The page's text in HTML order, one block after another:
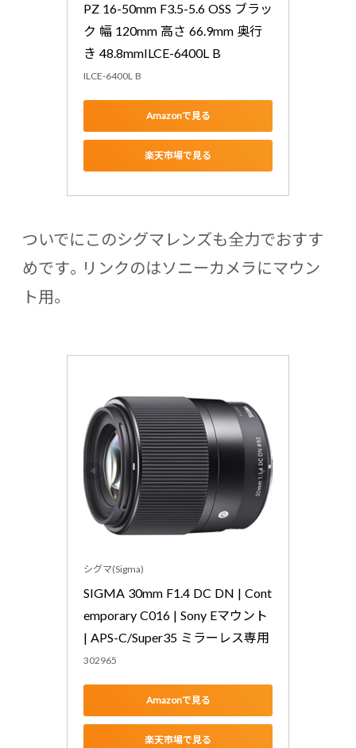
PZ 16-50mm F3.5-5.6 OSS ブラッ
ク 幅 120mm 高さ 66.9mm 奥行
き 48.8mmILCE-6400L B
ILCE-6400L B
Amazonで見る
楽天市場で見る
ついでにこのシグマレンズも全力でおすす
めです。リンクのはソニーカメラにマウン
ト用。
シグマ(Sigma)
SIGMA 30mm F1.4 DC DN | Cont
emporary C016 | Sony Eマウント
| APS-C/Super35 ミラーレス専用
302965
Amazonで見る
楽天市場で見る